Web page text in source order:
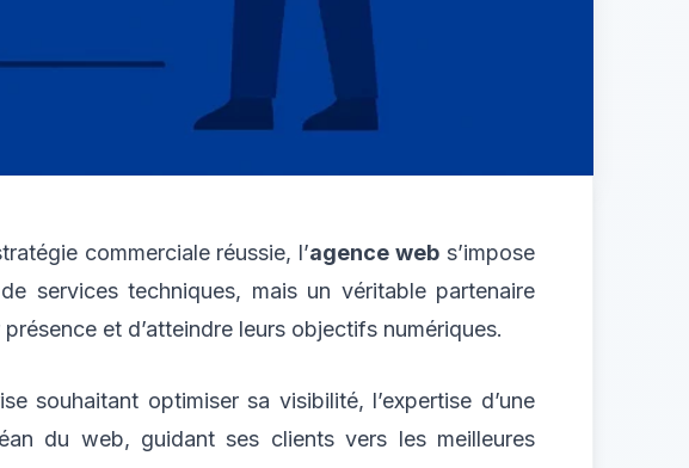
commerciale réussie, l’agence web s’impose
services techniques, mais un véritable partenaire
et d’atteindre leurs objectifs numériques.
souhaitant optimiser sa visibilité, l’expertise d’une
du web, guidant ses clients vers les meilleures